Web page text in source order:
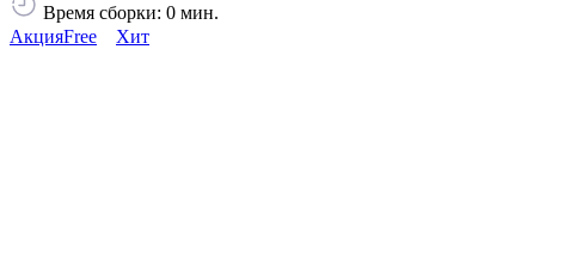
Время сборки: 0 мин.
АкцияFree Хит